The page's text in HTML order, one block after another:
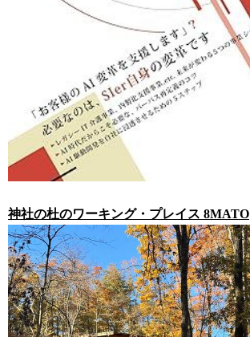
神社の杜のワーキング・プレイス 8MATO